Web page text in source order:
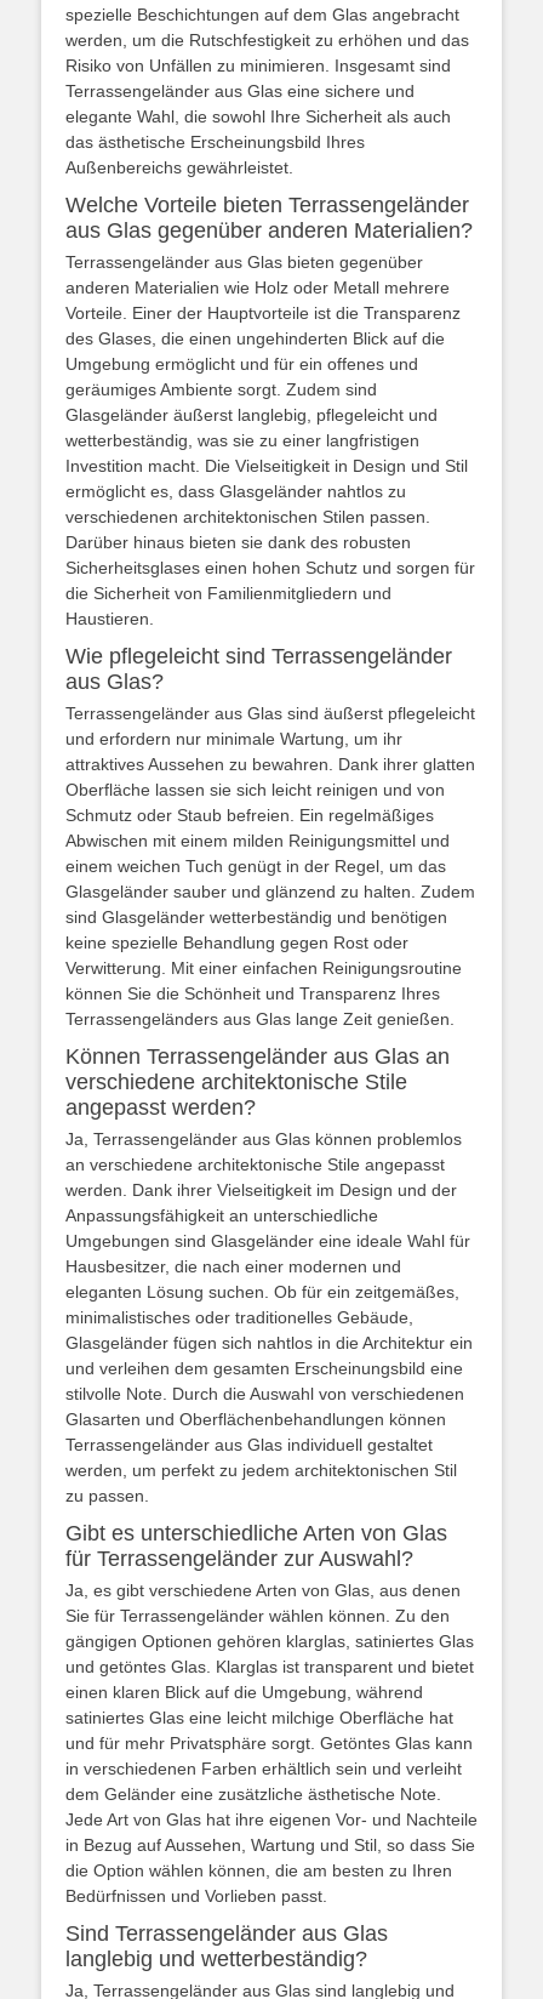
spezielle Beschichtungen auf dem Glas angebracht
werden, um die Rutschfestigkeit zu erhöhen und das
Risiko von Unfällen zu minimieren. Insgesamt sind
Terrassengeländer aus Glas eine sichere und
elegante Wahl, die sowohl Ihre Sicherheit als auch
das ästhetische Erscheinungsbild Ihres
Außenbereichs gewährleistet.
Welche Vorteile bieten Terrassengeländer
aus Glas gegenüber anderen Materialien?
Terrassengeländer aus Glas bieten gegenüber
anderen Materialien wie Holz oder Metall mehrere
Vorteile. Einer der Hauptvorteile ist die Transparenz
des Glases, die einen ungehinderten Blick auf die
Umgebung ermöglicht und für ein offenes und
geräumiges Ambiente sorgt. Zudem sind
Glasgeländer äußerst langlebig, pflegeleicht und
wetterbeständig, was sie zu einer langfristigen
Investition macht. Die Vielseitigkeit in Design und Stil
ermöglicht es, dass Glasgeländer nahtlos zu
verschiedenen architektonischen Stilen passen.
Darüber hinaus bieten sie dank des robusten
Sicherheitsglases einen hohen Schutz und sorgen für
die Sicherheit von Familienmitgliedern und
Haustieren.
Wie pflegeleicht sind Terrassengeländer
aus Glas?
Terrassengeländer aus Glas sind äußerst pflegeleicht
und erfordern nur minimale Wartung, um ihr
attraktives Aussehen zu bewahren. Dank ihrer glatten
Oberfläche lassen sie sich leicht reinigen und von
Schmutz oder Staub befreien. Ein regelmäßiges
Abwischen mit einem milden Reinigungsmittel und
einem weichen Tuch genügt in der Regel, um das
Glasgeländer sauber und glänzend zu halten. Zudem
sind Glasgeländer wetterbeständig und benötigen
keine spezielle Behandlung gegen Rost oder
Verwitterung. Mit einer einfachen Reinigungsroutine
können Sie die Schönheit und Transparenz Ihres
Terrassengeländers aus Glas lange Zeit genießen.
Können Terrassengeländer aus Glas an
verschiedene architektonische Stile
angepasst werden?
Ja, Terrassengeländer aus Glas können problemlos
an verschiedene architektonische Stile angepasst
werden. Dank ihrer Vielseitigkeit im Design und der
Anpassungsfähigkeit an unterschiedliche
Umgebungen sind Glasgeländer eine ideale Wahl für
Hausbesitzer, die nach einer modernen und
eleganten Lösung suchen. Ob für ein zeitgemäßes,
minimalistisches oder traditionelles Gebäude,
Glasgeländer fügen sich nahtlos in die Architektur ein
und verleihen dem gesamten Erscheinungsbild eine
stilvolle Note. Durch die Auswahl von verschiedenen
Glasarten und Oberflächenbehandlungen können
Terrassengeländer aus Glas individuell gestaltet
werden, um perfekt zu jedem architektonischen Stil
zu passen.
Gibt es unterschiedliche Arten von Glas
für Terrassengeländer zur Auswahl?
Ja, es gibt verschiedene Arten von Glas, aus denen
Sie für Terrassengeländer wählen können. Zu den
gängigen Optionen gehören klarglas, satiniertes Glas
und getöntes Glas. Klarglas ist transparent und bietet
einen klaren Blick auf die Umgebung, während
satiniertes Glas eine leicht milchige Oberfläche hat
und für mehr Privatsphäre sorgt. Getöntes Glas kann
in verschiedenen Farben erhältlich sein und verleiht
dem Geländer eine zusätzliche ästhetische Note.
Jede Art von Glas hat ihre eigenen Vor- und Nachteile
in Bezug auf Aussehen, Wartung und Stil, so dass Sie
die Option wählen können, die am besten zu Ihren
Bedürfnissen und Vorlieben passt.
Sind Terrassengeländer aus Glas
langlebig und wetterbeständig?
Ja, Terrassengeländer aus Glas sind langlebig und